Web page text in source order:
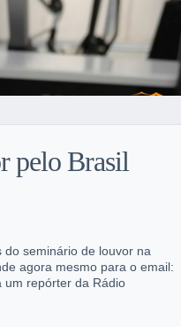
pelo Brasil
do seminário de louvor na
agora mesmo para o email:
um repórter da Rádio